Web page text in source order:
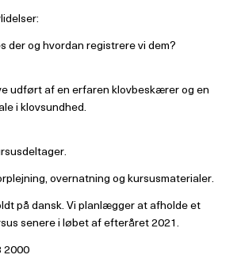
der og hvordan registrere vi dem?
udført af en erfaren klovbeskærer og en
i klovsundhed.
overnatning og kursusmaterialer.
på dansk. Vi planlægger at afholde et
senere i løbet af efteråret 2021.
2000